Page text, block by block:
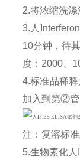
2.将浓缩洗
3.人
10分钟，待
度：2000、
4.标准品稀
加入到第②
注：复溶标
5.生物素化